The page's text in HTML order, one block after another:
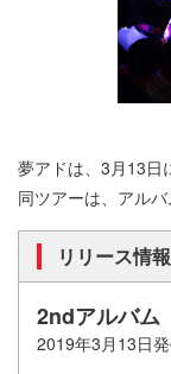
夢アドは、3月13日
同ツアーは、アル
リリース情報
2ndアルバム
2019年3月13日